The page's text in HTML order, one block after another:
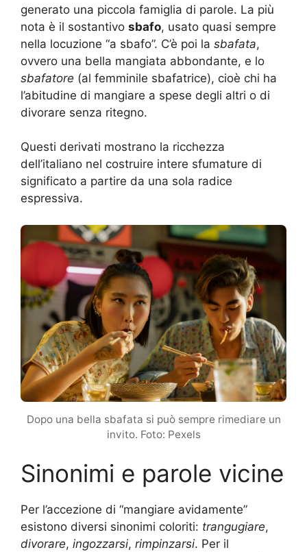
generato una piccola famiglia di parole. La più
nota è il sostantivo sbafo, usato quasi sempre
nella locuzione “a sbafo”. C’è poi la sbafata,
ovvero una bella mangiata abbondante, e lo
sbafatore (al femminile sbafatrice), cioè chi ha
l’abitudine di mangiare a spese degli altri o di
divorare senza ritegno.
Questi derivati mostrano la ricchezza
dell’italiano nel costruire intere sfumature di
significato a partire da una sola radice
espressiva.
Dopo una bella sbafata si può sempre rimediare un
invito. Foto: Pexels
Sinonimi e parole vicine
Per l’accezione di “mangiare avidamente”
esistono diversi sinonimi coloriti: trangugiare,
divorare, ingozzarsi, rimpinzarsi. Per il